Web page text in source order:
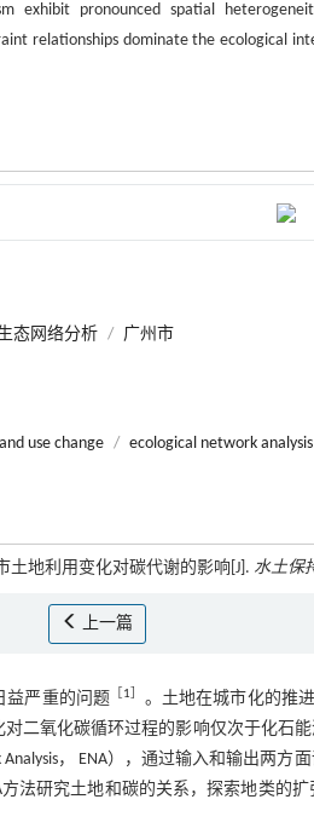
exhibit pronounced spatial
relationships dominate the ecological
态网络分析 / 广州市
use change / ecological network analysis
土地利用变化对碳代谢的影响[J]. 水土保
上一篇
益严重的问题 1 。土地在城市化的推
对二氧化碳循环过程的影响仅次于化石
Analysis， ENA），通过输入和输出两
法研究土地和碳的关系，探索地类的